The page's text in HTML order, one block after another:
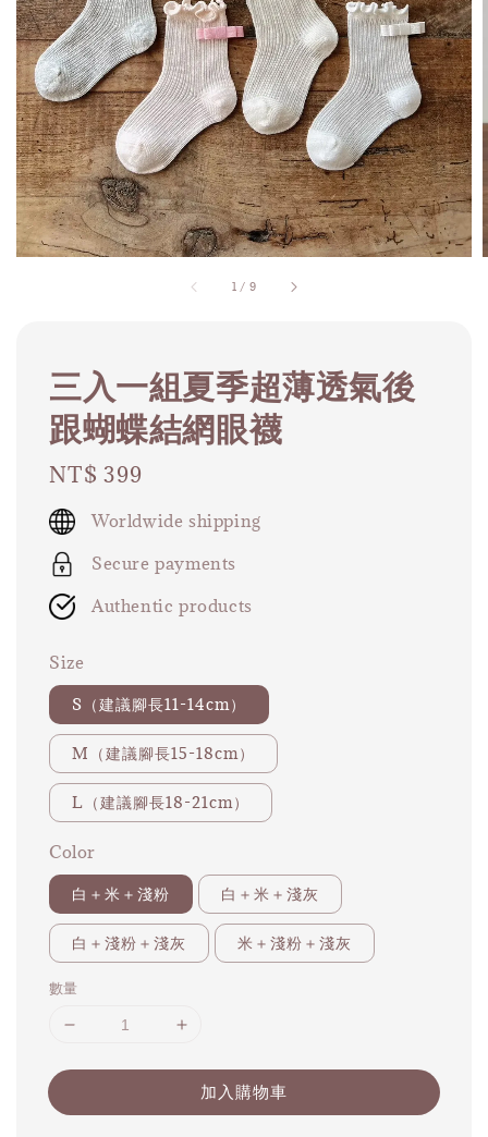
1 / 9
三入一組夏季超薄透氣後
跟蝴蝶結網眼襪
Regular
price
NT$ 399
Worldwide shipping
Secure payments
Authentic products
Size
S（建議腳長11-14cm）
M（建議腳長15-18cm）
L（建議腳長18-21cm）
Color
白＋米＋淺粉 白＋米＋淺灰
白＋淺粉＋淺灰 米＋淺粉＋淺灰
數量
加入購物車